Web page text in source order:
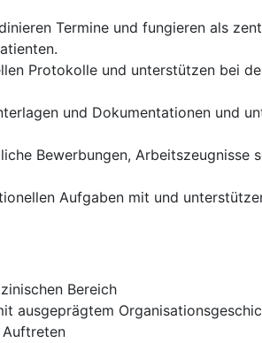
Termine und fungieren als
Protokolle und unterstützen bei
und Dokumentationen und
Bewerbungen, Arbeitszeugnisse
Aufgaben mit und
Bereich
ausgeprägtem
Auftreten